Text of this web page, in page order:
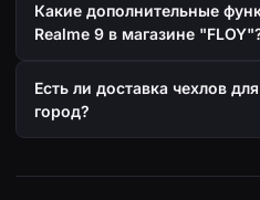
Какие дополнительные
Realme 9 в магазине
Есть ли доставка чехлов
город?